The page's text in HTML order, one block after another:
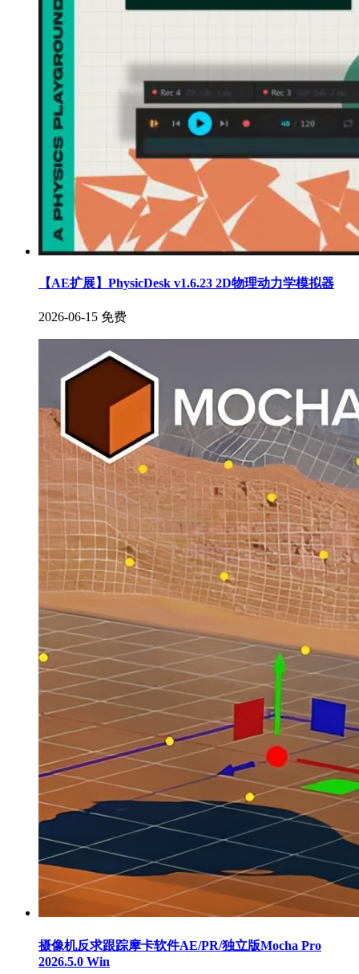
【AE扩展】PhysicDesk v1.6.23 2D物理动力学模拟器
2026-06-15 免费
摄像机反求跟踪摩卡软件AE/PR/独立版Mocha Pro
2026.5.0 Win